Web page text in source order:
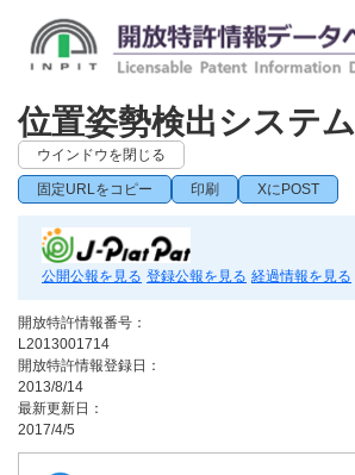
位置姿勢検出システム
ウインドウを閉じる
固定URLをコピー 印刷 XにPOST
公開公報を見る 登録公報を見る 経過情報を見る
開放特許情報番号：
L2013001714
開放特許情報登録日：
2013/8/14
最新更新日：
2017/4/5